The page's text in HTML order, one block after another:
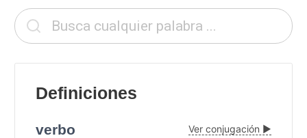
Definiciones
verbo Ver conjugación ▶